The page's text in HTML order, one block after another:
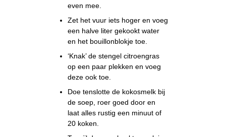
even mee.
Zet het vuur iets hoger en voeg
een halve liter gekookt water
en het bouillonblokje toe.
‘Knak’ de stengel citroengras
op een paar plekken en voeg
deze ook toe.
Doe tenslotte de kokosmelk bij
de soep, roer goed door en
laat alles rustig een minuut of
20 koken.